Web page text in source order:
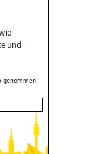
und
genommen.